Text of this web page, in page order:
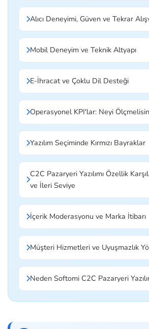
Alıcı Deneyimi, Güven ve Tekrar
Mobil Deneyim ve Teknik Altyapı
E-İhracat ve Çoklu Dil Desteği
Operasyonel KPI'lar: Neyi
Yazılım Seçiminde Kırmızı Bayraklar
C2C Pazaryeri Yazılımı Özellik
ve İleri Seviye
İçerik Moderasyonu ve Marka İtibarı
Müşteri Hizmetleri ve Uyuşmazlık
Neden Softomi C2C Pazaryeri